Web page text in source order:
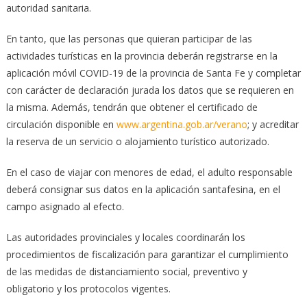
autoridad sanitaria.
En tanto, que las personas que quieran participar de las
actividades turísticas en la provincia deberán registrarse en la
aplicación móvil COVID-19 de la provincia de Santa Fe y completar
con carácter de declaración jurada los datos que se requieren en
la misma. Además, tendrán que obtener el certificado de
circulación disponible en www.argentina.gob.ar/verano; y acreditar
la reserva de un servicio o alojamiento turístico autorizado.
En el caso de viajar con menores de edad, el adulto responsable
deberá consignar sus datos en la aplicación santafesina, en el
campo asignado al efecto.
Las autoridades provinciales y locales coordinarán los
procedimientos de fiscalización para garantizar el cumplimiento
de las medidas de distanciamiento social, preventivo y
obligatorio y los protocolos vigentes.